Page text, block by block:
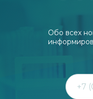
Обо всех